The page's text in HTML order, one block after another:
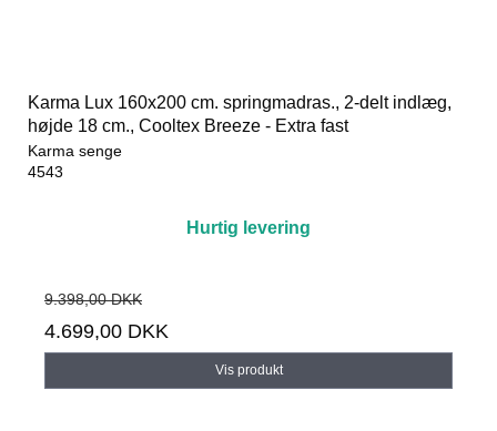
Karma Lux 160x200 cm. springmadras., 2-delt indlæg,
højde 18 cm., Cooltex Breeze - Extra fast
Karma senge
4543
Hurtig levering
9.398,00 DKK
4.699,00 DKK
Vis produkt